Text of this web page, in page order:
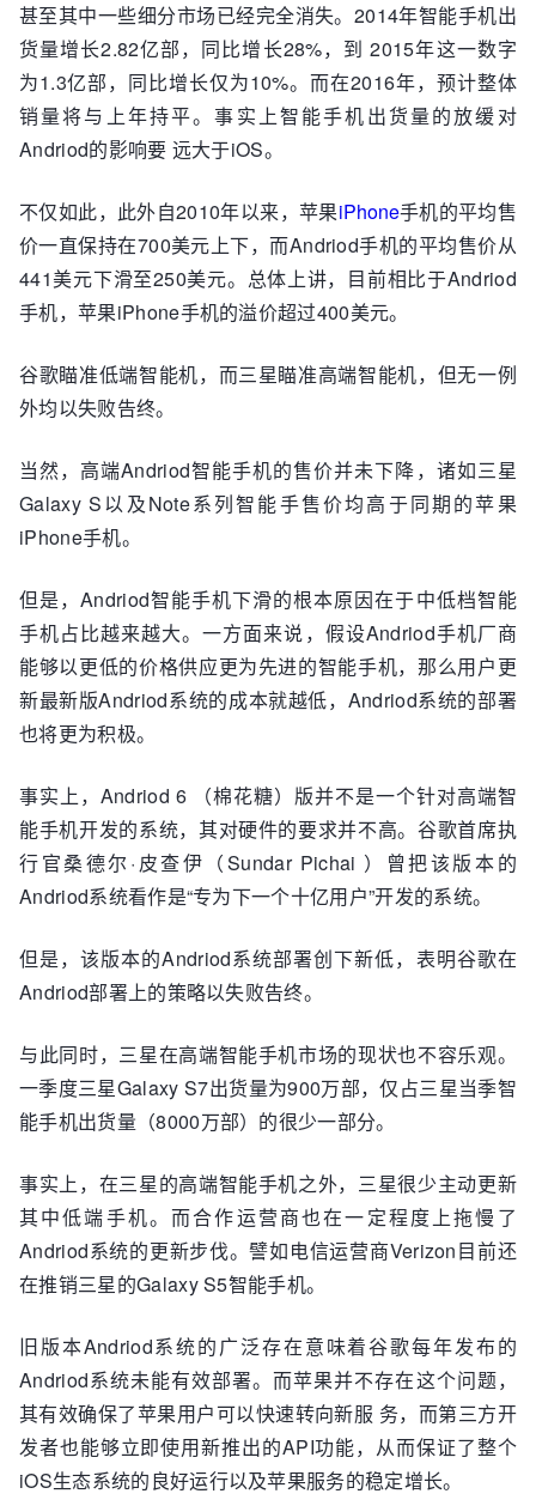
甚至其中一些细分市场已经完全消失。2014年智能手机出
货量增长2.82亿部，同比增长28%，到 2015年这一数字
为1.3亿部，同比增长仅为10%。而在2016年，预计整体
销量将与上年持平。事实上智能手机出货量的放缓对
Andriod的影响要 远大于iOS。
不仅如此，此外自2010年以来，苹果iPhone手机的平均售
价一直保持在700美元上下，而Andriod手机的平均售价从
441美元下滑至250美元。总体上讲，目前相比于Andriod
手机，苹果iPhone手机的溢价超过400美元。
谷歌瞄准低端智能机，而三星瞄准高端智能机，但无一例
外均以失败告终。
当然，高端Andriod智能手机的售价并未下降，诸如三星
Galaxy S以及Note系列智能手售价均高于同期的苹果
iPhone手机。
但是，Andriod智能手机下滑的根本原因在于中低档智能
手机占比越来越大。一方面来说，假设Andriod手机厂商
能够以更低的价格供应更为先进的智能手机，那么用户更
新最新版Andriod系统的成本就越低，Andriod系统的部署
也将更为积极。
事实上，Andriod 6 （棉花糖）版并不是一个针对高端智
能手机开发的系统，其对硬件的要求并不高。谷歌首席执
行官桑德尔·皮查伊（Sundar Pichai ）曾把该版本的
Andriod系统看作是“专为下一个十亿用户”开发的系统。
但是，该版本的Andriod系统部署创下新低，表明谷歌在
Andriod部署上的策略以失败告终。
与此同时，三星在高端智能手机市场的现状也不容乐观。
一季度三星Galaxy S7出货量为900万部，仅占三星当季智
能手机出货量（8000万部）的很少一部分。
事实上，在三星的高端智能手机之外，三星很少主动更新
其中低端手机。而合作运营商也在一定程度上拖慢了
Andriod系统的更新步伐。譬如电信运营商Verizon目前还
在推销三星的Galaxy S5智能手机。
旧版本Andriod系统的广泛存在意味着谷歌每年发布的
Andriod系统未能有效部署。而苹果并不存在这个问题，
其有效确保了苹果用户可以快速转向新服 务，而第三方开
发者也能够立即使用新推出的API功能，从而保证了整个
iOS生态系统的良好运行以及苹果服务的稳定增长。